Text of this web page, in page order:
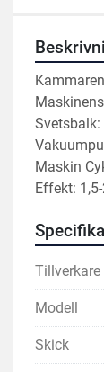
Maskin
Effekt:
Tillverkare
Modell
Skick